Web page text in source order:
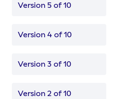
Version 5 of 10
Version 4 of 10
Version 3 of 10
Version 2 of 10